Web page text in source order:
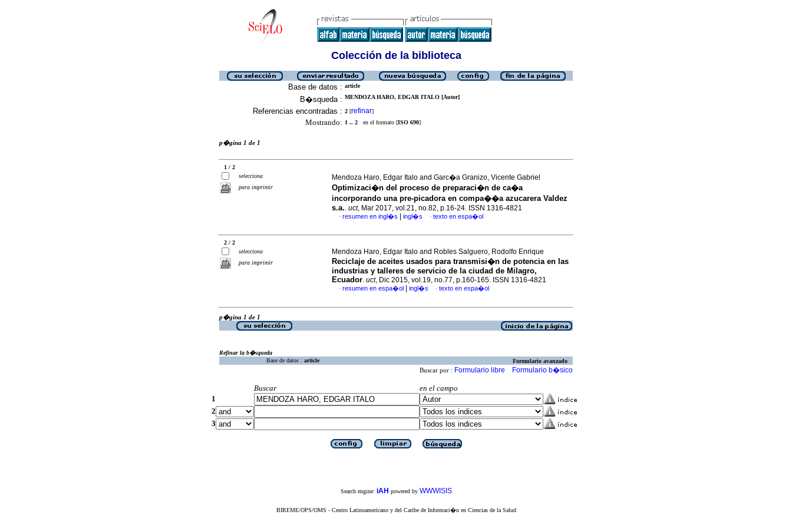
Colección de la biblioteca
Base de datos : article
B�squeda : MENDOZA HARO, EDGAR ITALO [Autor]
Referencias encontradas : 2 [refinar]
Mostrando: 1 .. 2 en el formato [ISO 690]
p�gina 1 de 1
1 / 2
selecciona
para imprimir
Mendoza Haro, Edgar Italo and Garc�a Granizo, Vicente Gabriel
Optimizaci�n del proceso de preparaci�n de ca�a
incorporando una pre-picadora en compa��a azucarera Valdez
s.a.. uct, Mar 2017, vol.21, no.82, p.16-24. ISSN 1316-4821
· resumen en ingl�s ingl�s · texto en espa�ol
2 / 2
selecciona
para imprimir
Mendoza Haro, Edgar Italo and Robles Salguero, Rodolfo Enrique
Reciclaje de aceites usados para transmisi�n de potencia en las
industrias y talleres de servicio de la ciudad de Milagro,
Ecuador. uct, Dic 2015, vol.19, no.77, p.160-165. ISSN 1316-4821
· resumen en espa�ol ingl�s · texto en espa�ol
p�gina 1 de 1
Refinar la b�squeda
Base de datos : article Formulario avanzado
Buscar por : Formulario libre Formulario b�sico
Buscar
en el campo
1
2
3
Search engine: iAH powered by WWWISIS
BIREME/OPS/OMS - Centro Latinoamericano y del Caribe de Informaci�n en Ciencias de la Salud